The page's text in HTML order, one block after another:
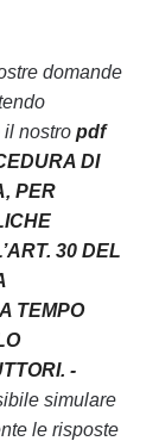
domande
il nostro pdf
DI
PER
30 DEL
TEMPO
-
simulare
le risposte